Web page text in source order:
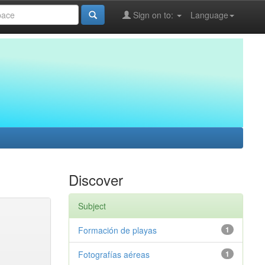
Language
Sign on to:
Discover
Subject
1
Formación de playas
1
Fotografías aéreas